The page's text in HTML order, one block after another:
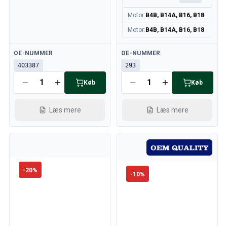
Varmesystem & AC
Tilbehør & Øvrige
Månedens kampagne
Tilgængelig
OE-NUMMER
403387
Køb
Læs mere
Motor: B4B, B14A, B16, B18
Motor: B4B, B14A, B16, B18
Tilgængelig
OE-NUMMER
293
Køb
Læs mere
-20%
-10%